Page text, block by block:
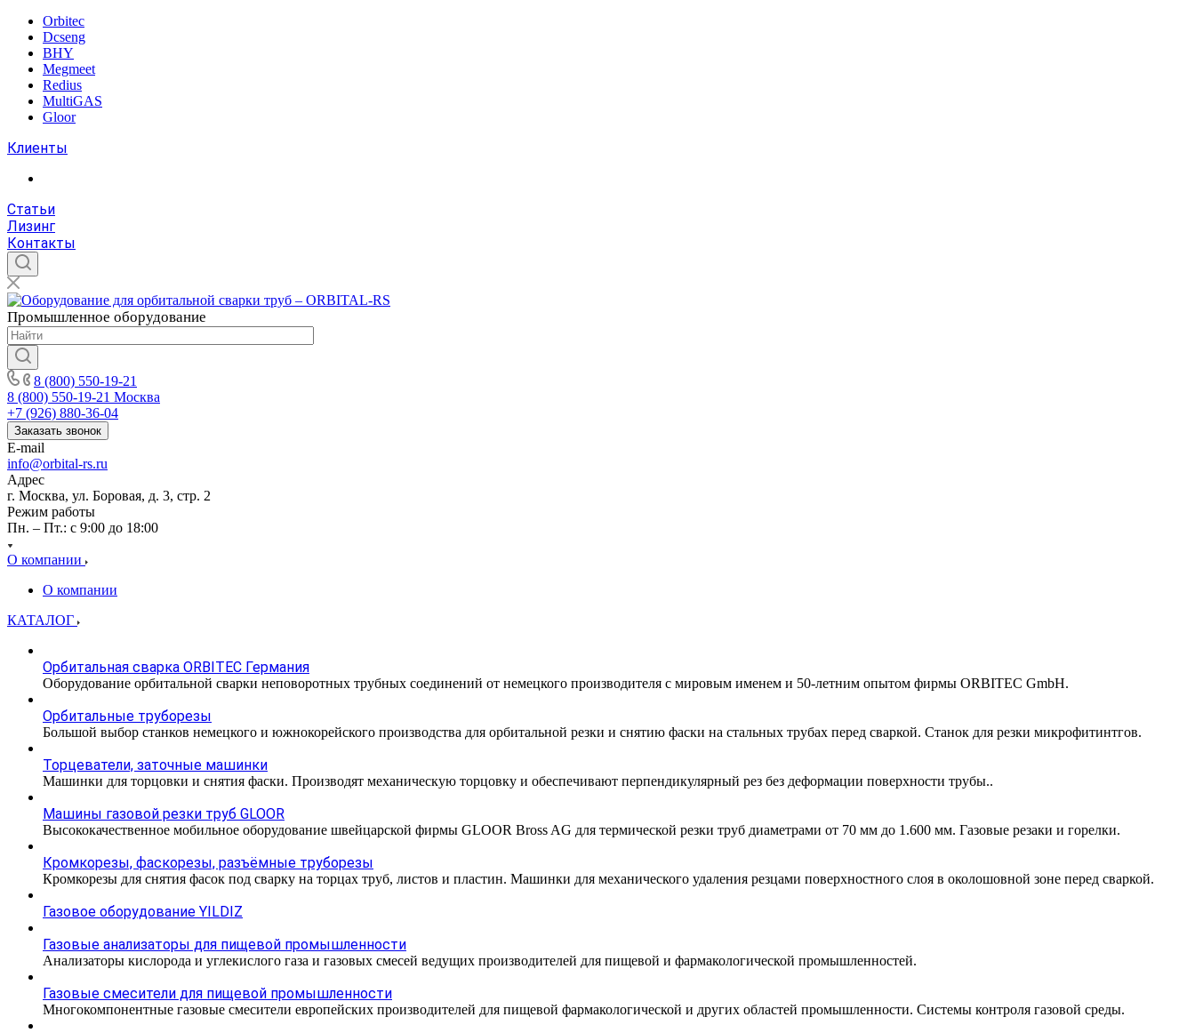
Orbitec
Dcseng
BHY
Megmeet
Redius
MultiGAS
Gloor
Клиенты
Статьи
Лизинг
Контакты
Промышленное оборудование
8 (800) 550-19-21
8 (800) 550-19-21 Москва
+7 (926) 880-36-04
Заказать звонок
E-mail
info@orbital-rs.ru
Адрес
г. Москва, ул. Боровая, д. 3, стр. 2
Режим работы
Пн. – Пт.: с 9:00 до 18:00
О компании
О компании
КАТАЛОГ
Орбитальная сварка ORBITEC Германия
Оборудование орбитальной сварки неповоротных трубных соединений от немецкого производителя с мировым именем и 50-летним опытом фирмы ORBITEC GmbH.
Орбитальные труборезы
Большой выбор станков немецкого и южнокорейского производства для орбитальной резки и снятию фаски на стальных трубах перед сваркой. Станок для резки микрофитинтгов.
Торцеватели, заточные машинки
Машинки для торцовки и снятия фаски. Производят механическую торцовку и обеспечивают перпендикулярный рез без деформации поверхности трубы..
Машины газовой резки труб GLOOR
Высококачественное мобильное оборудование швейцарской фирмы GLOOR Bross AG для термической резки труб диаметрами от 70 мм до 1.600 мм. Газовые резаки и горелки.
Кромкорезы, фаскорезы, разъёмные труборезы
Кромкорезы для снятия фасок под сварку на торцах труб, листов и пластин. Машинки для механического удаления резцами поверхностного слоя в околошовной зоне перед сваркой.
Газовое оборудование YILDIZ
Газовые анализаторы для пищевой промышленности
Анализаторы кислорода и углекислого газа и газовых смесей ведущих производителей для пищевой и фармакологической промышленностей.
Газовые смесители для пищевой промышленности
Многокомпонентные газовые смесители европейских производителей для пищевой фармакологической и других областей промышленности. Системы контроля газовой среды.